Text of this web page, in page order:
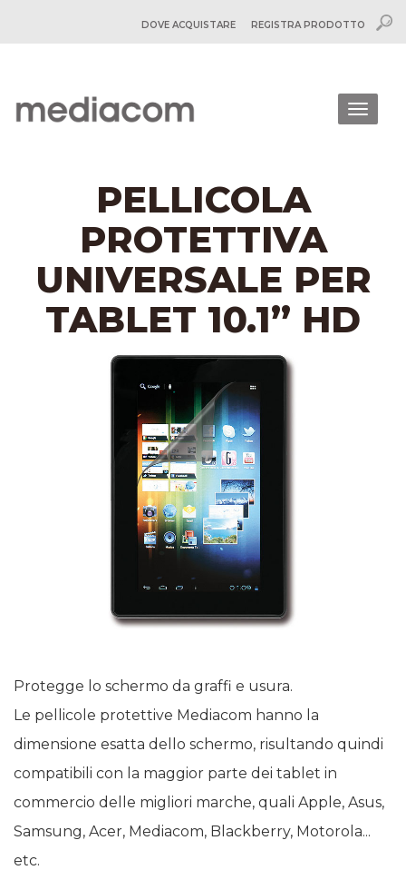
DOVE ACQUISTARE REGISTRA PRODOTTO
PELLICOLA
PROTETTIVA
UNIVERSALE PER
TABLET 10.1” HD
Protegge lo schermo da graffi e usura.
Le pellicole protettive Mediacom hanno la
dimensione esatta dello schermo, risultando quindi
compatibili con la maggior parte dei tablet in
commercio delle migliori marche, quali Apple, Asus,
Samsung, Acer, Mediacom, Blackberry, Motorola...
etc.